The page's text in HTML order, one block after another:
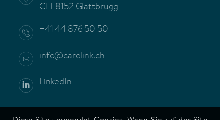
CH-8152 Glattbrugg
+41 44 876 50 50
info@carelink.ch
LinkedIn